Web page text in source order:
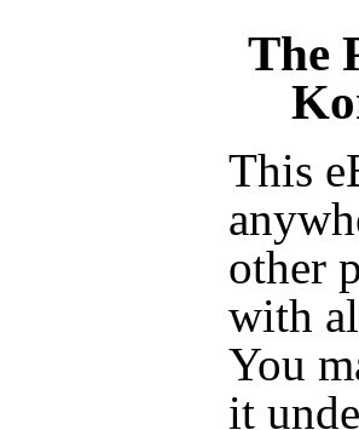
The
This
other
with
You
it